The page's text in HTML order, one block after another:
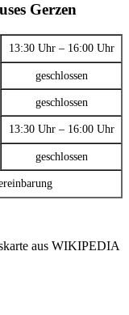
Gerzen
13:30 Uhr – 16:00 Uhr
geschlossen
geschlossen
13:30 Uhr – 16:00 Uhr
geschlossen